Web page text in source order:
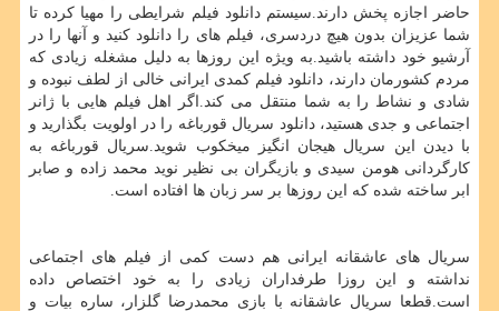
حاضر اجازه پخش دارند.سیستم دانلود فیلم شرایطی را مهیا کرده تا
شما عزیزان بدون هیچ دردسری، فیلم های را دانلود کنید و آنها را در
آرشیو خود داشته باشید.به ویژه این روزها به دلیل مشغله زیادی که
مردم کشورمان دارند، دانلود فیلم کمدی ایرانی خالی از لطف نبوده و
شادی و نشاط را به شما منتقل می کند.اگر اهل فیلم هایی با ژانر
اجتماعی و جدی هستید، دانلود سریال قورباغه را در اولویت بگذارید و
با دیدن این سریال هیجان انگیز میخکوب شوید.سریال قورباغه به
کارگردانی هومن سیدی و بازیگران بی نظیر نوید محمد زاده و صابر
ابر ساخته شده که این روزها بر سر زبان ها افتاده است.
سریال های عاشقانه ایرانی هم دست کمی از فیلم های اجتماعی
نداشته و این روزا طرفداران زیادی را به خود اختصاص داده
است.قطعا سریال عاشقانه با بازی محمدرضا گلزار، ساره بیات و